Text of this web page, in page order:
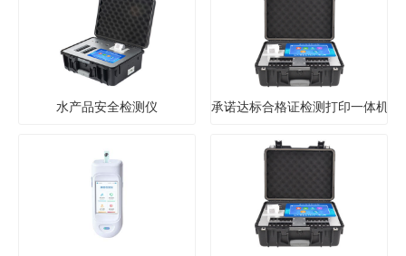
水产品安全检测仪 承诺达标合格证检测打印一体机